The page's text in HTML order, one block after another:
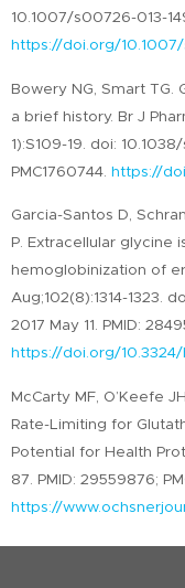
10.1007/s00726-013-
https://doi.org/10.1007/
Bowery NG, Smart TG.
a brief history. Br J
1):S109-19. doi:
PMC1760744. https://
Garcia-Santos D,
P. Extracellular glycine
hemoglobinization of
Aug;102(8):1314-1323.
2017 May 11. PMID:
https://doi.org/10.3324/
McCarty MF, O’Keefe
Rate-Limiting for
Potential for Health
87. PMID: 29559876;
https://